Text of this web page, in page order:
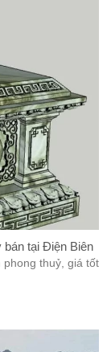
bán tại Điện Biên
phong thuỷ, giá tốt